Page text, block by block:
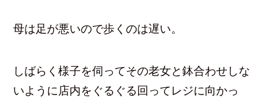
母は足が悪いので歩くのは遅い。
しばらく様子を伺ってその老女と鉢合わせしな
いように店内をぐるぐる回ってレジに向かっ